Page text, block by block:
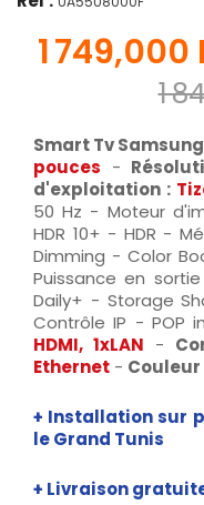
1 749,000
1
Smart Tv
pouces -
d'exploitation :
50 Hz - Moteur
HDR 10+ - HDR -
Dimming - Color
Puissance en
Daily+ - Storage
Contrôle IP - POP
HDMI, 1xLAN -
Ethernet - Couleur
+ Installation sur
le Grand Tunis
+ Livraison